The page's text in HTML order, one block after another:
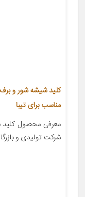
مناسب برای تیبا
معرفی محصول
شرکت تولیدی و